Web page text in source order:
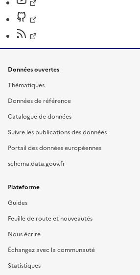
Données ouvertes
Thématiques
Données de référence
Catalogue de données
Suivre les publications des données
Portail des données européennes
schema.data.gouv.fr
Plateforme
Guides
Feuille de route et nouveautés
Nous écrire
Échangez avec la communauté
Statistiques